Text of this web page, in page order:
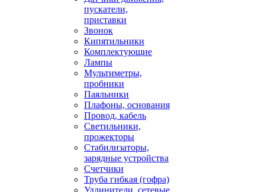
пускатели,
приставки
Звонок
Кипятильники
Комплектующие
Лампы
Мультиметры,
пробники
Паяльники
Плафоны, основания
Провод, кабель
Светильники,
прожекторы
Стабилизаторы,
зарядные устройства
Счетчики
Труба гибкая (гофра)
Удлинители, сетевые